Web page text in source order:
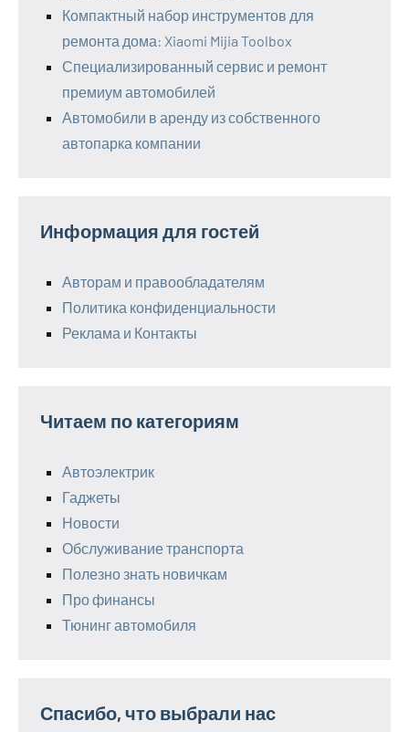
Компактный набор инструментов для
ремонта дома: Xiaomi Mijia Toolbox
Специализированный сервис и ремонт
премиум автомобилей
Автомобили в аренду из собственного
автопарка компании
Информация для гостей
Авторам и правообладателям
Политика конфиденциальности
Реклама и Контакты
Читаем по категориям
Автоэлектрик
Гаджеты
Новости
Обслуживание транспорта
Полезно знать новичкам
Про финансы
Тюнинг автомобиля
Спасибо, что выбрали нас